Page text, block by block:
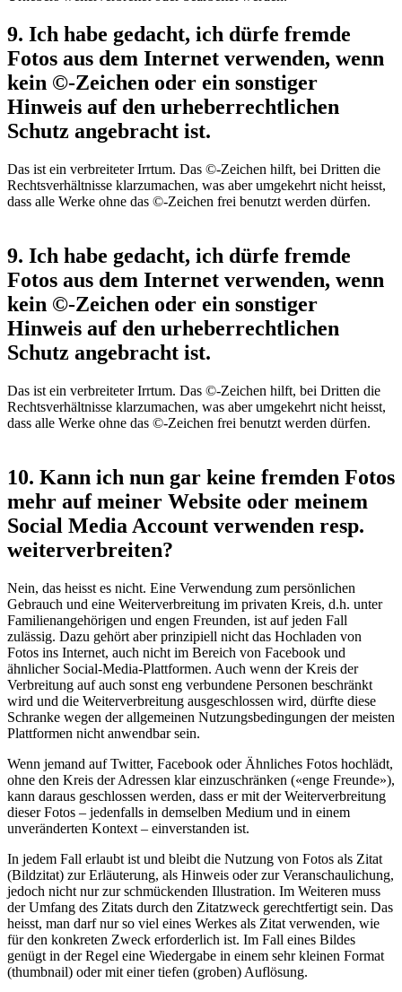
9. Ich habe gedacht, ich dürfe fremde
Fotos aus dem Internet verwenden, wenn
kein ©-Zeichen oder ein sonstiger
Hinweis auf den urheberrechtlichen
Schutz angebracht ist.
Das ist ein verbreiteter Irrtum. Das ©-Zeichen hilft, bei Dritten die
Rechtsverhältnisse klarzumachen, was aber umgekehrt nicht heisst,
dass alle Werke ohne das ©-Zeichen frei benutzt werden dürfen.
9. Ich habe gedacht, ich dürfe fremde
Fotos aus dem Internet verwenden, wenn
kein ©-Zeichen oder ein sonstiger
Hinweis auf den urheberrechtlichen
Schutz angebracht ist.
Das ist ein verbreiteter Irrtum. Das ©-Zeichen hilft, bei Dritten die
Rechtsverhältnisse klarzumachen, was aber umgekehrt nicht heisst,
dass alle Werke ohne das ©-Zeichen frei benutzt werden dürfen.
10. Kann ich nun gar keine fremden Fotos
mehr auf meiner Website oder meinem
Social Media Account verwenden resp.
weiterverbreiten?
Nein, das heisst es nicht. Eine Verwendung zum persönlichen
Gebrauch und eine Weiterverbreitung im privaten Kreis, d.h. unter
Familienangehörigen und engen Freunden, ist auf jeden Fall
zulässig. Dazu gehört aber prinzipiell nicht das Hochladen von
Fotos ins Internet, auch nicht im Bereich von Facebook und
ähnlicher Social-Media-Plattformen. Auch wenn der Kreis der
Verbreitung auf auch sonst eng verbundene Personen beschränkt
wird und die Weiterverbreitung ausgeschlossen wird, dürfte diese
Schranke wegen der allgemeinen Nutzungsbedingungen der meisten
Plattformen nicht anwendbar sein.
Wenn jemand auf Twitter, Facebook oder Ähnliches Fotos hochlädt,
ohne den Kreis der Adressen klar einzuschränken («enge Freunde»),
kann daraus geschlossen werden, dass er mit der Weiterverbreitung
dieser Fotos – jedenfalls in demselben Medium und in einem
unveränderten Kontext – einverstanden ist.
In jedem Fall erlaubt ist und bleibt die Nutzung von Fotos als Zitat
(Bildzitat) zur Erläuterung, als Hinweis oder zur Veranschaulichung,
jedoch nicht nur zur schmückenden Illustration. Im Weiteren muss
der Umfang des Zitats durch den Zitatzweck gerechtfertigt sein. Das
heisst, man darf nur so viel eines Werkes als Zitat verwenden, wie
für den konkreten Zweck erforderlich ist. Im Fall eines Bildes
genügt in der Regel eine Wiedergabe in einem sehr kleinen Format
(thumbnail) oder mit einer tiefen (groben) Auflösung.